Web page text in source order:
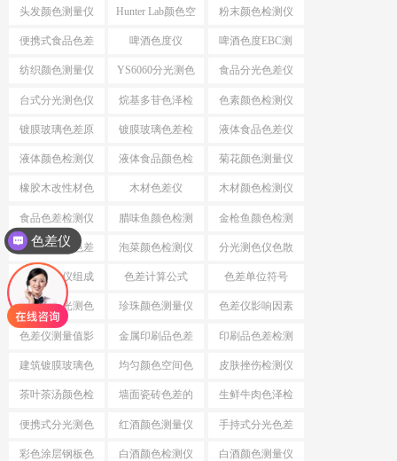
测ITA°值 仪
头发颜色测量仪 Hunter Lab颜色空
间
粉末颜色检测仪
便携式食品色差
仪
啤酒色度仪 啤酒色度EBC测
量仪
纺织颜色测量仪 YS6060分光测色
仪
食品分光色差仪
台式分光测色仪
应用
烷基多苷色泽检
测仪
色素颜色检测仪
镀膜玻璃色差原
因分析
镀膜玻璃色差检
测设备
液体食品色差仪
液体颜色检测仪 液体食品颜色检
测仪
菊花颜色测量仪
橡胶木改性材色
差
木材色差仪 木材颜色检测仪
食品色差检测仪 腊味鱼颜色检测
仪
金枪鱼颜色检测
仪
小口径分光色差
仪
泡菜颜色检测仪 分光测色仪色散
系统
分光测色仪组成
结构
色差计算公式 色差单位符号
小口径分光测色
仪
珍珠颜色测量仪 色差仪影响因素
色差仪测量值影
响因素
金属印刷品色差 印刷品色差检测
仪
建筑镀膜玻璃色
差检测仪
均匀颜色空间色
差公式
皮肤挫伤检测仪
茶叶茶汤颜色检
测仪
墙面瓷砖色差的
检测仪
生鲜牛肉色泽检
测仪
便携式分光测色
仪
红酒颜色测量仪 手持式分光色差
仪
彩色涂层钢板色 白酒颜色检测仪 白酒颜色测量仪
色差仪